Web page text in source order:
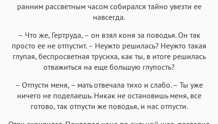
ранним рассветным часом собирался тайно увезти ее
навсегда.
– Что же, Гертруда, – он взял коня за поводья. Он так
просто ее не отпустит. – Неужто решилась? Неужто такая
глупая, беспросветная трусиха, как ты, в итоге решилась
отважиться на еще большую глупость?
– Отпусти меня, – мать отвечала тихо и слабо. – Ты уже
ничего не поделаешь. Никак не остановишь меня, все
готово, так отпусти же поводья, и нас отпусти.